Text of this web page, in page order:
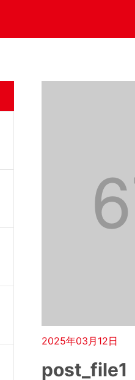
2025年03月12日
post_file1